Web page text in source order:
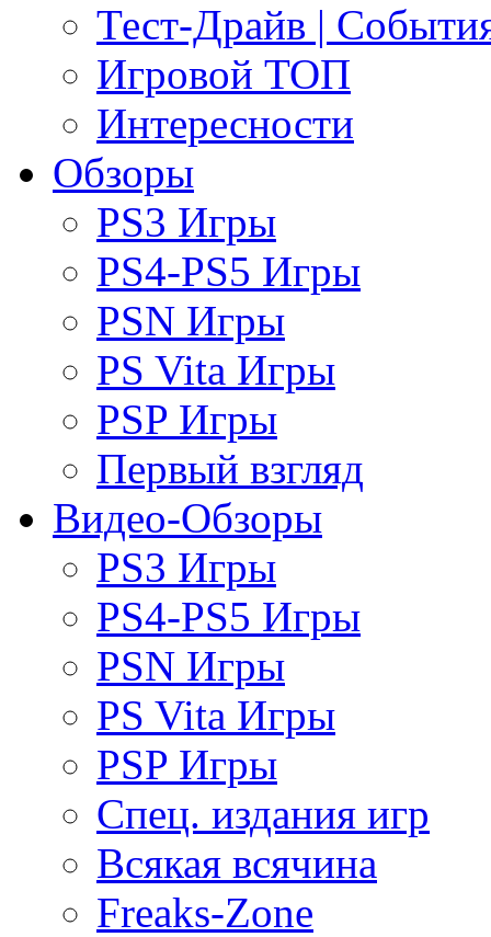
Тест-Драйв |
Игровой ТОП
Интересности
Обзоры
PS3 Игры
PS4-PS5 Игры
PSN Игры
PS Vita Игры
PSP Игры
Первый взгляд
Видео-Обзоры
PS3 Игры
PS4-PS5 Игры
PSN Игры
PS Vita Игры
PSP Игры
Спец. издания игр
Всякая всячина
Freaks-Zone